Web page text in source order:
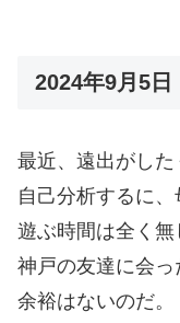
2024年9月5
最近、遠出がした
自己分析するに
遊ぶ時間は全く無
神戸の友達に会
余裕はないのだ。